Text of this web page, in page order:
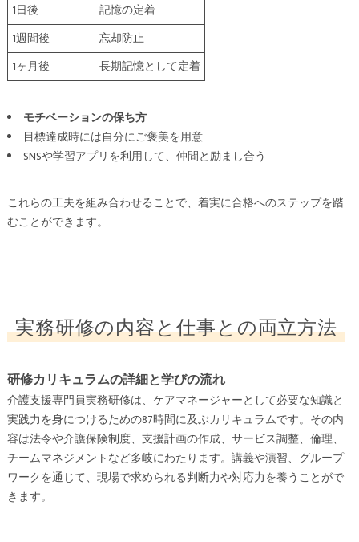
1日後
記憶の定着
1週間後
忘却防止
1ヶ月後
長期記憶として定着
モチベーションの保ち方
目標達成時には自分にご褒美を用意
SNSや学習アプリを利用して、仲間と励まし合う
これらの工夫を組み合わせることで、着実に合格へのステップを踏
むことができます。
実務研修の内容と仕事との両立方法
研修カリキュラムの詳細と学びの流れ
介護支援専門員実務研修は、ケアマネージャーとして必要な知識と
実践力を身につけるための87時間に及ぶカリキュラムです。その内
容は法令や介護保険制度、支援計画の作成、サービス調整、倫理、
チームマネジメントなど多岐にわたります。講義や演習、グループ
ワークを通じて、現場で求められる判断力や対応力を養うことがで
きます。